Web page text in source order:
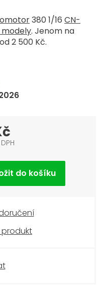
380 1/16 CN-
modely. Jenom na
2 500 Kč.